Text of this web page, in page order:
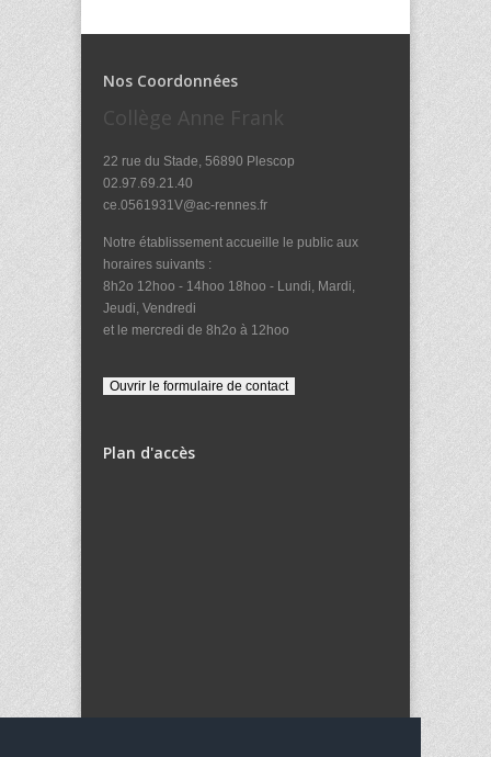
Nos Coordonnées
Collège Anne Frank
22 rue du Stade, 56890 Plescop
02.97.69.21.40
ce.0561931V@ac-rennes.fr
Notre établissement accueille le public aux
horaires suivants :
8h2o 12hoo - 14hoo 18hoo - Lundi, Mardi,
Jeudi, Vendredi
et le mercredi de 8h2o à 12hoo
Plan d'accès